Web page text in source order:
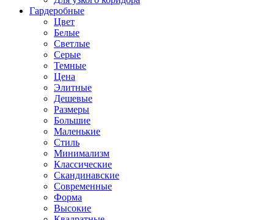
Гардеробные
Цвет
Белые
Светлые
Серые
Темные
Цена
Элитные
Дешевые
Размеры
Большие
Маленькие
Стиль
Минимализм
Классические
Скандинавские
Современные
Форма
Высокие